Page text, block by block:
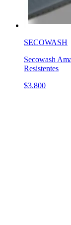
SECOWASH
Secowash
Resistentes
$3.800